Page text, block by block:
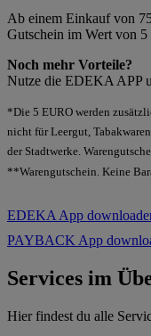
Ab einem Einkauf von
Gutschein im Wert von
Noch mehr Vorteile?
Nutze die EDEKA APP
*Die 5 EURO werden
nicht für Leergut,
der Stadtwerke.
**Warengutschein. Keine
EDEKA App
PAYBACK App
Services im
Hier findest du alle